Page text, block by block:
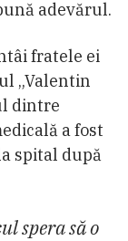
adevărul.
fratele ei
„Valentin
dintre
a fost
spital după
spera să o